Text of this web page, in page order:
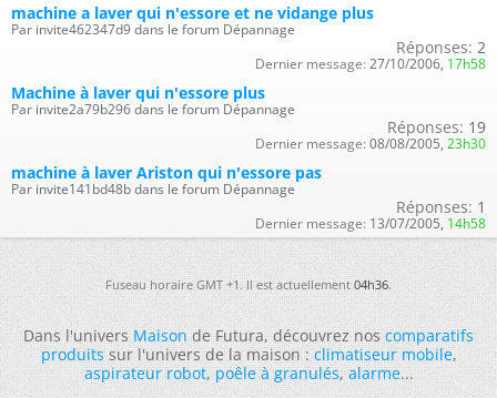
machine a laver qui n'essore et ne vidange plus
Par invite462347d9 dans le forum Dépannage
Réponses: 2
Dernier message: 27/10/2006, 17h58
Machine à laver qui n'essore plus
Par invite2a79b296 dans le forum Dépannage
Réponses: 19
Dernier message: 08/08/2005, 23h30
machine à laver Ariston qui n'essore pas
Par invite141bd48b dans le forum Dépannage
Réponses: 1
Dernier message: 13/07/2005, 14h58
Fuseau horaire GMT +1. Il est actuellement04h36.
Dans l'universMaisonde Futura, découvrez noscomparatifs
produitssur l'univers de la maison :climatiseur mobile,
aspirateur robot,poêle à granulés,alarme...